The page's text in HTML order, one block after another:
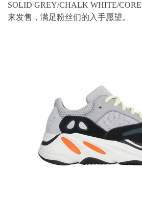
SOLID GREY/CHALK WHITE/
来发售，满足粉丝们的入手愿望。